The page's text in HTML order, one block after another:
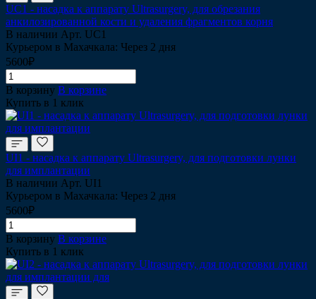
UC1 - насадка к аппарату Ultrasurgery, для обрезания
анкилозированной кости и удаления фрагментов корня
В наличии Арт. UC1
Курьером в Махачкала: Через 2 дня
5600₽
В корзину В корзине
Купить в 1 клик
UI1 - насадка к аппарату Ultrasurgery, для подготовки лунки
для имплантации
В наличии Арт. UI1
Курьером в Махачкала: Через 2 дня
5600₽
В корзину В корзине
Купить в 1 клик